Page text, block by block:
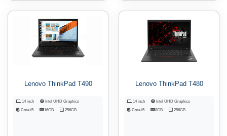
Lenovo ThinkPad T490
14 inch
Intel UHD Graphics
Core i5
16GB 256GB
Lenovo ThinkPad T480
14 inch
Intel UHD Graphics
Core i5
8GB 256GB